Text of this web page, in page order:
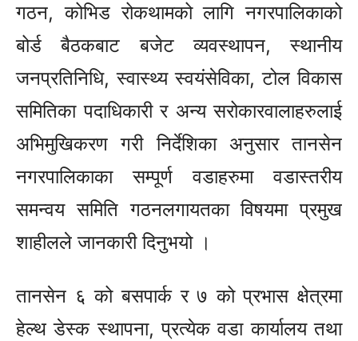
गठन, कोभिड रोकथामको लागि नगरपालिकाको
बोर्ड बैठकबाट बजेट व्यवस्थापन, स्थानीय
जनप्रतिनिधि, स्वास्थ्य स्वयंसेविका, टोल विकास
समितिका पदाधिकारी र अन्य सरोकारवालाहरुलाई
अभिमुखिकरण गरी निर्देशिका अनुसार तानसेन
नगरपालिकाका सम्पूर्ण वडाहरुमा वडास्तरीय
समन्वय समिति गठनलगायतका विषयमा प्रमुख
शाहीलले जानकारी दिनुभयो ।
तानसेन ६ को बसपार्क र ७ को प्रभास क्षेत्रमा
हेल्थ डेस्क स्थापना, प्रत्येक वडा कार्यालय तथा